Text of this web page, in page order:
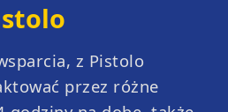
z Pistolo
przez różne